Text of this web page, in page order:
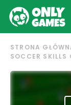
STRONA
SOCCER SKILLS